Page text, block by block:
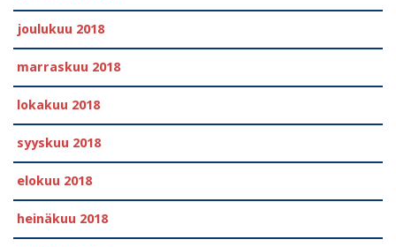
joulukuu 2018
marraskuu 2018
lokakuu 2018
syyskuu 2018
elokuu 2018
heinäkuu 2018